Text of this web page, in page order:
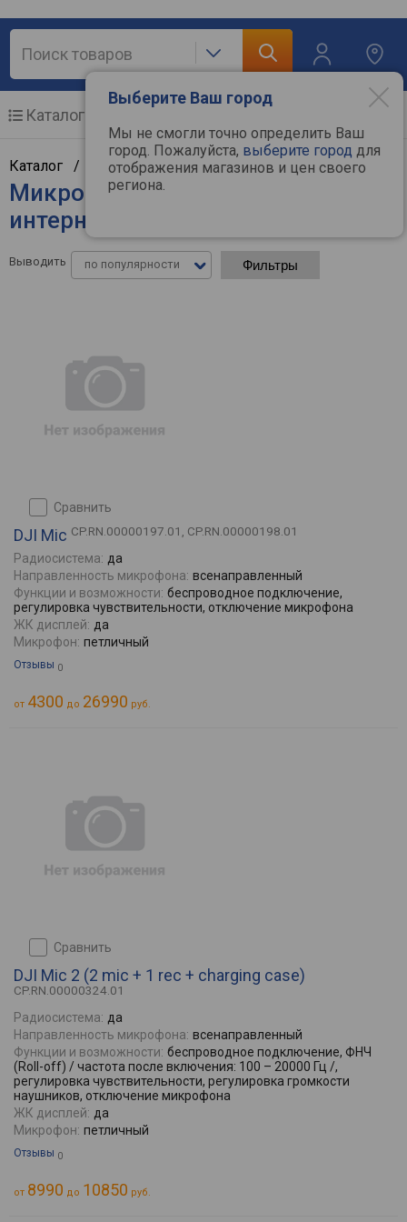
Выберите Ваш город
Мы не смогли точно определить Ваш
город. Пожалуйста, выберите город для
отображения магазинов и цен своего
региона.
Каталог
Каталог / Аудиотехника/Микрофоны
Микрофоны DJI - цены в
интернет-магазинах
Выводить по популярности Фильтры
сравнить
DJI Mic CP.RN.00000197.01, CP.RN.00000198.01
Радиосистема: да
Направленность микрофона: всенаправленный
Функции и возможности: беспроводное подключение,
регулировка чувствительности, отключение микрофона
ЖК дисплей: да
Микрофон: петличный
Отзывы 0
от 4300 до 26990 руб.
сравнить
DJI Mic 2 (2 mic + 1 rec + charging case)
CP.RN.00000324.01
Радиосистема: да
Направленность микрофона: всенаправленный
Функции и возможности: беспроводное подключение, ФНЧ
(Roll-off) / частота после включения: 100 – 20000 Гц /,
регулировка чувствительности, регулировка громкости
наушников, отключение микрофона
ЖК дисплей: да
Микрофон: петличный
Отзывы 0
от 8990 до 10850 руб.